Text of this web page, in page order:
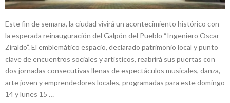
Este fin de semana, la ciudad vivirá un acontecimiento histórico con
la esperada reinauguración del Galpón del Pueblo “Ingeniero Oscar
Ziraldo”. El emblemático espacio, declarado patrimonio local y punto
clave de encuentros sociales y artísticos, reabrirá sus puertas con
dos jornadas consecutivas llenas de espectáculos musicales, danza,
arte joven y emprendedores locales, programadas para este domingo
14 y lunes 15 …